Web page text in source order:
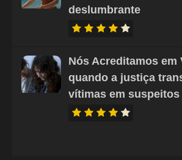
deslumbrante
Nós Acreditamos em
quando a justiça
vítimas em suspeitos